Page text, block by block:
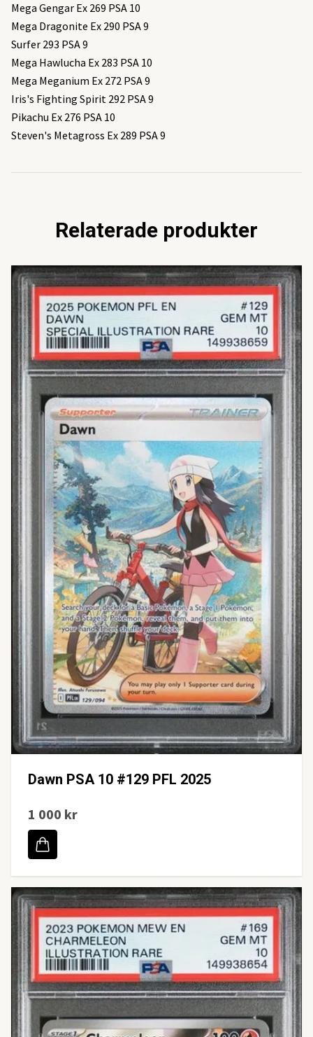
Mega Gengar Ex 269 PSA 10
Mega Dragonite Ex 290 PSA 9
Surfer 293 PSA 9
Mega Hawlucha Ex 283 PSA 10
Mega Meganium Ex 272 PSA 9
Iris's Fighting Spirit 292 PSA 9
Pikachu Ex 276 PSA 10
Steven's Metagross Ex 289 PSA 9
Relaterade produkter
Dawn PSA 10 #129 PFL 2025
1 000 kr